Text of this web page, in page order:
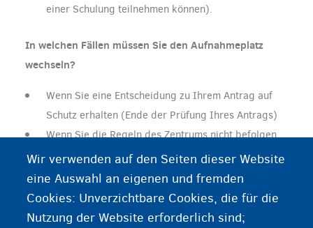
einer Schulung teilnehmen können).
In welchen Fällen müssen Sie den Aufnahmeplatz
wechseln?
Wenn Sie eine Entscheidung zu Ihrem Antrag auf
Schutz erhalten (Ende der Prüfung Ihres Antrags)
Wenn Sie die Regeln des Zentrums nicht befolgen
Fedasil wählt Ihren neuen Aufnahmeplatz gemäß
der Gründe für Ihren Wechsel, Ihren Bedürfnissen
und den verfügbaren Plätzen. Das bedeutet, dass
Wir verwenden auf den Seiten dieser Website
eine Auswahl an eigenen und fremden
Cookies: Unverzichtbare Cookies, die für die
Nutzung der Website erforderlich sind;